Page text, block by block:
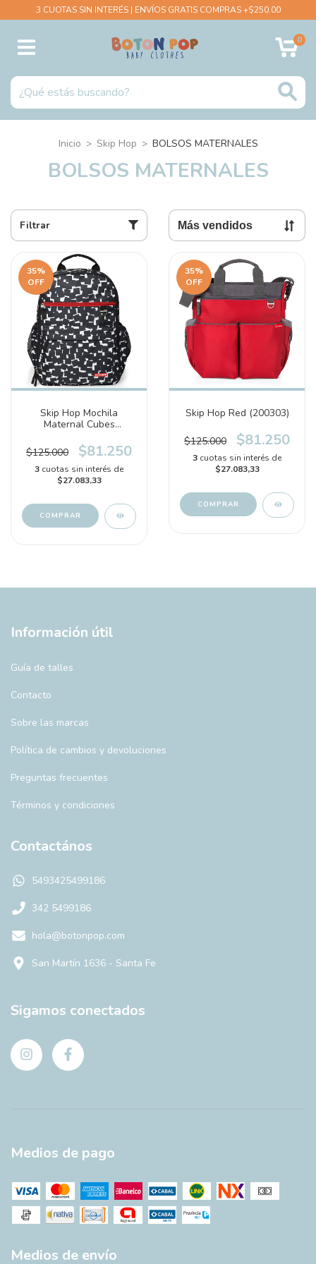
3 CUOTAS SIN INTERÉS | ENVÍOS GRATIS COMPRAS +$250.00
0
Inicio > Skip Hop > BOLSOS MATERNALES
BOLSOS MATERNALES
Filtrar
35%
OFF
Skip Hop Mochila
Maternal Cubes
$125.000
$81.250
3 cuotas sin interés de
$27.083,33
35%
OFF
Skip Hop Red (200303)
$125.000 $81.250
3 cuotas sin interés de
$27.083,33
COMPRAR
Información útil
Guía de talles
Contacto
Sobre las marcas
Política de cambios y devoluciones
Preguntas frecuentes
Términos y condiciones
Contactános
5493425499186
342 5499186
hola@botonpop.com
San Martín 1636 - Santa Fe
Sigamos conectados
Medios de pago
Medios de envío